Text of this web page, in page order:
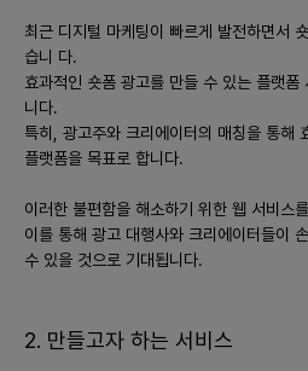
- 플랫폼 간 손쉬운 전환 기능 제공.
- AI 기반 자동화된 성과 최적화 기능 도
- 사용자 경험을 고려한 간편한 UI/UX
4) **출시플랫폼 우선순위**:
- **웹 플랫폼 우선순위**: 디지털 마
다.
- **모바일 앱**: 웹을 기반으로 안정
확장해 사용자 편의성을 높일 수 있습니
- 디지털 마케팅 커뮤니티 및 포럼에서
최근 디지털 마케팅이 빠르게 발전하면서
습니 다.
효과적인 숏폼 광고를 만들 수 있는 플랫
니다.
특히, 광고주와 크리에이터의 매칭을 통해
플랫폼을 목표로 합니다.
이러한 불편함을 해소하기 위한 웹 서비스
이를 통해 광고 대행사와 크리에이터들이
수 있을 것으로 기대됩니다.
2. 만들고자 하는 서비스